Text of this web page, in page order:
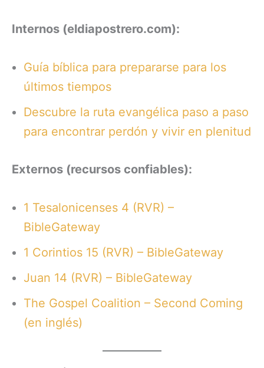
Internos (eldiapostrero.com):
Guía bíblica para prepararse para los
últimos tiempos
Descubre la ruta evangélica paso a paso
para encontrar perdón y vivir en plenitud
Externos (recursos confiables):
1 Tesalonicenses 4 (RVR) –
BibleGateway
1 Corintios 15 (RVR) – BibleGateway
Juan 14 (RVR) – BibleGateway
The Gospel Coalition – Second Coming
(en inglés)